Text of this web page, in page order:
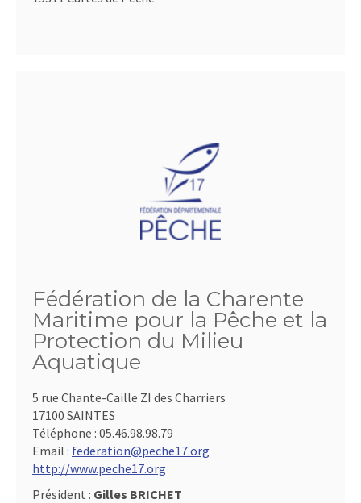
Fédération de la Charente
Maritime pour la Pêche et la
Protection du Milieu
Aquatique
5 rue Chante-Caille ZI des Charriers
17100 SAINTES
Téléphone : 05.46.98.98.79
Email : federation@peche17.org
http://www.peche17.org
Président : Gilles BRICHET